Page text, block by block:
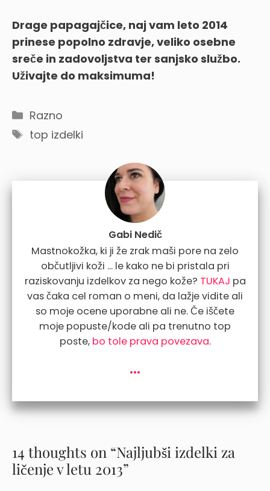
Drage papagajčice, naj vam leto 2014
prinese popolno zdravje, veliko osebne
sreče in zadovoljstva ter sanjsko službo.
Uživajte do maksimuma!
Categories
Razno
Tags
top izdelki
Gabi Nedič
Mastnokožka, ki ji že zrak maši pore na zelo
občutljivi koži ... le kako ne bi pristala pri
raziskovanju izdelkov za nego kože? TUKAJ pa
vas čaka cel roman o meni, da lažje vidite ali
so moje ocene uporabne ali ne. Če iščete
moje popuste/kode ali pa trenutno top
poste, bo tole prava povezava.
...
14 thoughts on “Najljubši izdelki za
ličenje v letu 2013”